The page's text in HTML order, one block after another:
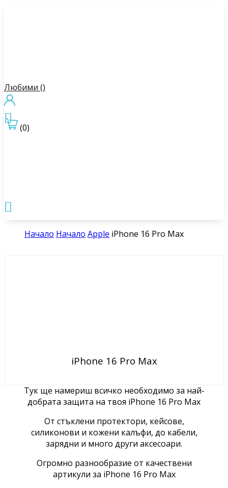
Любими ()
(0)


Начало Начало Apple iPhone 16 Pro Max
iPhone 16 Pro Max
Тук ще намериш всичко необходимо за най-
добрата защита на твоя iPhone 16 Pro Max
От стъклени протектори, кейсове,
силиконови и кожени калъфи, до кабели,
зарядни и много други аксесоари.
Огромно разнообразие от качествени
артикули за iPhone 16 Pro Max